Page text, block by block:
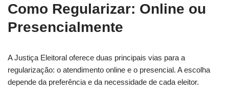
Como Regularizar: Online ou
Presencialmente
A Justiça Eleitoral oferece duas principais vias para a
regularização: o atendimento online e o presencial. A escolha
depende da preferência e da necessidade de cada eleitor.